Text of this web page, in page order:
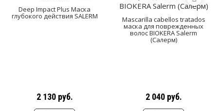
Deep Impact Plus Маска
глубокого действия SALERM
2 130 руб.
Mascarilla cabellos tratados
маска для поврежденных
волос BIOKERA Salerm
(Салерм)
2 040 руб.